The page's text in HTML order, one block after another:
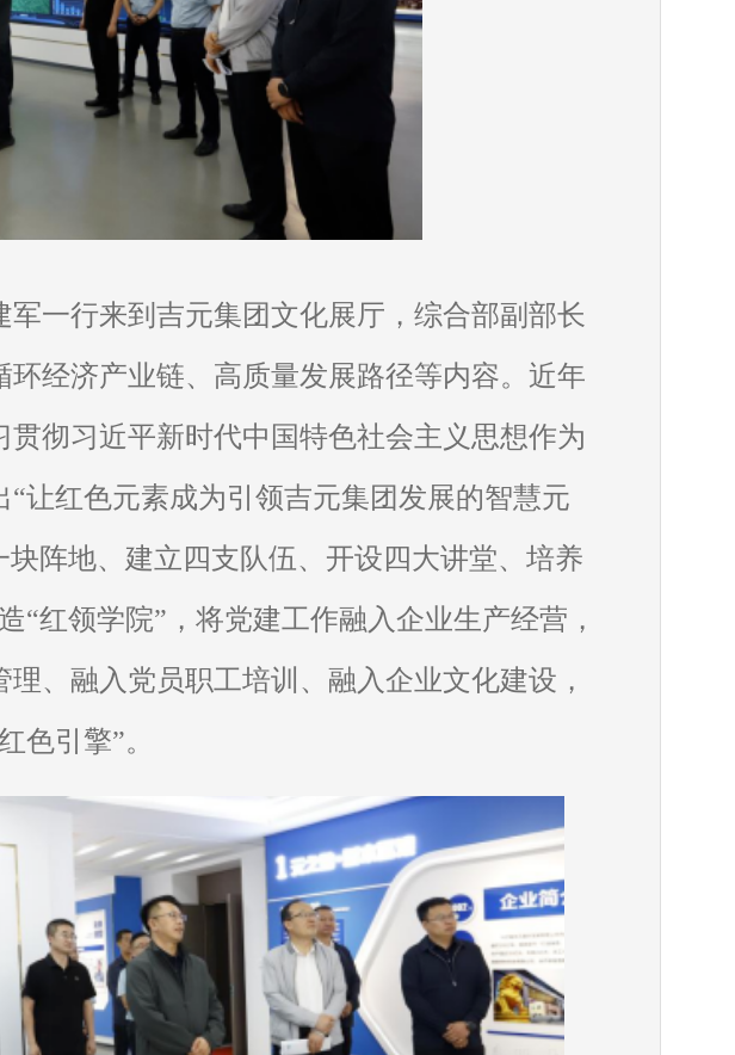
一行来到吉元集团文化展厅，综合部副部长
经济产业链、高质量发展路径等内容。近年
彻习近平新时代中国特色社会主义思想作为
让红色元素成为引领吉元集团发展的智慧元
块阵地、建立四支队伍、开设四大讲堂、培养
“红领学院”，将党建工作融入企业生产经营，
、融入党员职工培训、融入企业文化建设，
色引擎”。